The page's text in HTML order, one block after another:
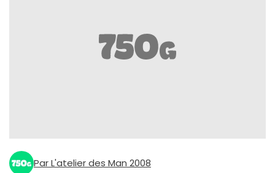
Par L'atelier des Man 2008